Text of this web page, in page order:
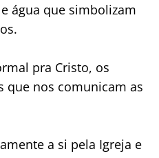
água que simbolizam
pra Cristo, os
que nos comunicam as
a si pela Igreja e